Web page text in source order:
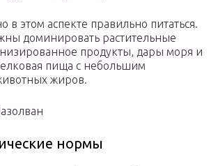
в этом аспекте правильно питаться.
доминировать растительные
продукты, дары моря и
пища с небольшим
жиров.
нормы